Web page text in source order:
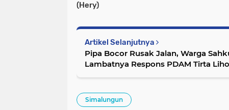
(Hery)
Artikel Selanjutnya
Pipa Bocor Rusak Jalan, Warga
Lambatnya Respons PDAM Tirta
Simalungun